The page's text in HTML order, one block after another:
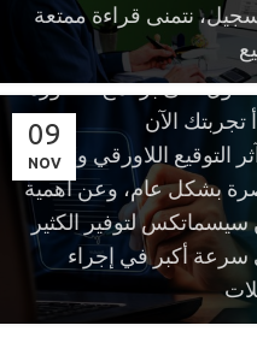
نتمنى قراءة ممتعة
09
NOV
تابعة لنظام التكويد في
على برنامج الفاتورة
التوقيع اللاورقي ومدى
بشكل عام، وعن أهمية
سيسماتكس لتوفير الكثير
أكبر في إجراء